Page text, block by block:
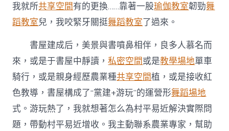
我就所共享空間有的更換……靠著一股瑜伽教室韌勁舞
蹈教室兒，我咬緊牙關挺舞蹈教室了過來。
書屋建成后，美景與書噴鼻相伴，良多人慕名而
來，或是于書屋中靜讀，私密空間或是教學場地單車
騎行，或是親身經歷農業種共享空間植，或是接收紅
色教導，書屋構成了“黨建+游玩”的運營形舞蹈場地
式。游玩熱了，我就想著怎么為村平易近解決實際問
題，帶動村平易近增收。我主動聯系農業專家，幫助